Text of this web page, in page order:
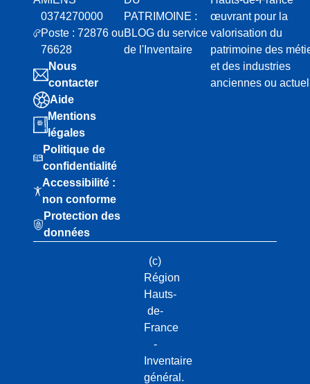
0374270000
Poste : 72876 ou
76628
Nous
contacter
Aide
Mentions
légales
Politique de
confidentialité
Accessibilité :
non conforme
Protection des
données
PATRIMOINE :
BLOG du service
de l'Inventaire
œuvrant pour la
valorisation du
patrimoine des
et des industries
anciennes ou
(c)
Région
Hauts-
de-
France
-
Inventaire
général.